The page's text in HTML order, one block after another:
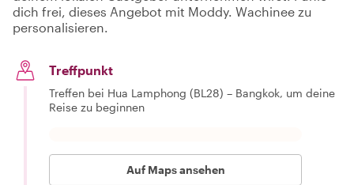
dich frei, dieses Angebot mit Moddy. Wachinee zu
personalisieren.
Treffpunkt
Treffen bei Hua Lamphong (BL28) – Bangkok, um deine
Reise zu beginnen
Auf Maps ansehen